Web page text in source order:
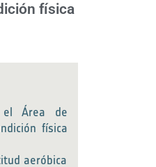
física
el Área de
física
aeróbica